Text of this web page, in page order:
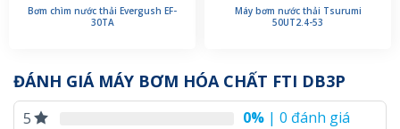
Bơm chìm nước thải Evergush EF-
30TA
Máy bơm nước thải Tsurumi
50UT2.4-53
ĐÁNH GIÁ MÁY BƠM HÓA CHẤT FTI DB3P
5 0% | 0 đánh giá